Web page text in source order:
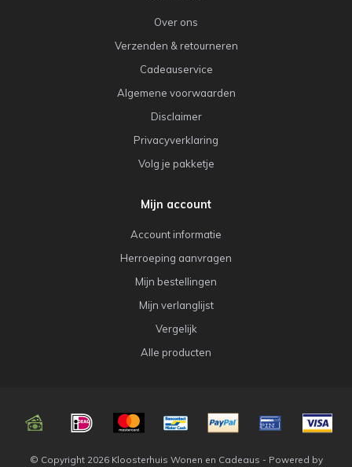
Over ons
Verzenden & retourneren
Cadeauservice
Algemene voorwaarden
Disclaimer
Privacyverklaring
Volg je pakketje
Mijn account
Account informatie
Herroeping aanvragen
Mijn bestellingen
Mijn verlanglijst
Vergelijk
Alle producten
© Copyright 2026 Kloosterhuis Wonen en Cadeaus - Powered by